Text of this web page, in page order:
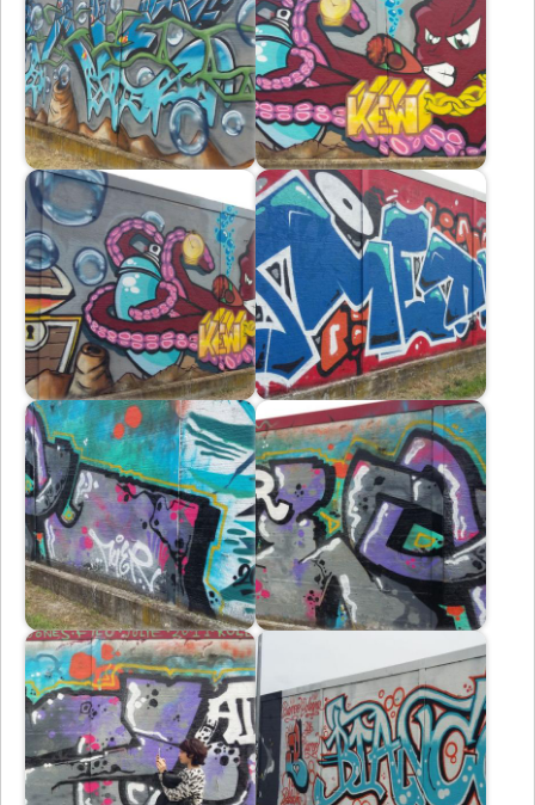
Immagine Immagine
Immagine Immagine
Immagine Immagine